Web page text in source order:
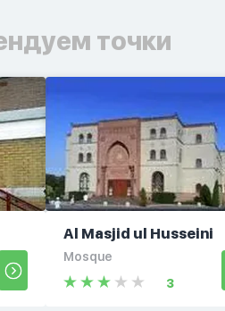
точки
Al Masjid ul Husseini
Mosque
3